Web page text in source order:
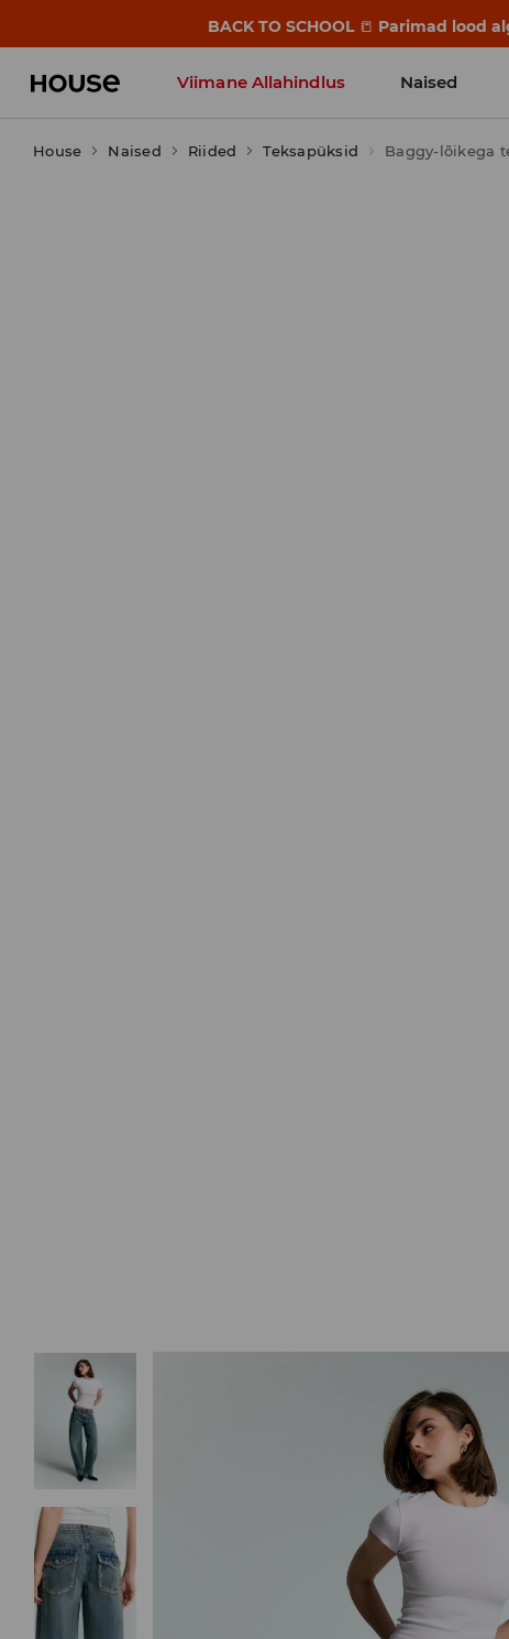
BACK TO SCHOOL 📒 Parimad lood
Viimane Allahindlus Naised
House Naised Riided Teksapüksid Baggy-lõikega